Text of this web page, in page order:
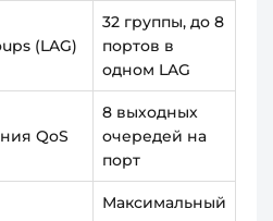
(LAG)
32 группы, до 8
портов в
одном LAG
QoS
8 выходных
очередей на
порт
Максимальный